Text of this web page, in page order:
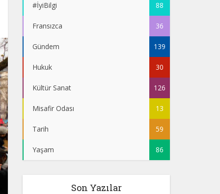
#İyiBilgi 88
Fransızca 36
Gündem 139
Hukuk 30
Kültür Sanat 126
Misafir Odası 13
Tarih 59
Yaşam 86
Son Yazılar